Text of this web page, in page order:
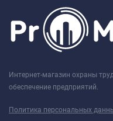
Интернет-магазин охраны
обеспечение предприятий.
Политика персональных